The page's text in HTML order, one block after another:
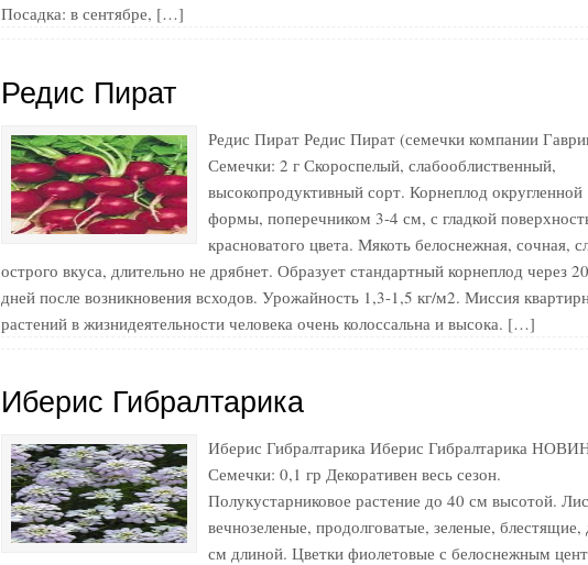
Посадка: в сентябре, […]
Редис Пират
Редис Пират Редис Пират (семечки компании
Семечки: 2 г Скороспелый, слабооблиственный,
высокопродуктивный сорт. Корнеплод округленной
формы, поперечником 3-4 см, с гладкой
красноватого цвета. Мякоть белоснежная, сочная,
острого вкуса, длительно не дрябнет. Образует стандартный корнеплод через
дней после возникновения всходов. Урожайность 1,3-1,5 кг/м2. Миссия
растений в жизнидеятельности человека очень колоссальна и высока. […]
Иберис Гибралтарика
Иберис Гибралтарика Иберис Гибралтарика
Семечки: 0,1 гр Декоративен весь сезон.
Полукустарниковое растение до 40 см высотой.
вечнозеленые, продолговатые, зеленые, блестящие,
см длиной. Цветки фиолетовые с белоснежным